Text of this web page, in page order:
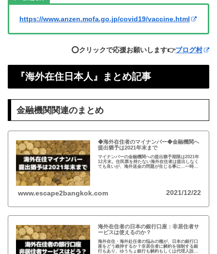
https://www.anzen.mofa.go.jp/covid19/vaccine.html
⭕️クリックで応援お願いします👉ブログ村
『海外在住日本人』まとめ記事
金融機関関連のまとめ
◆海外在住者のマイナンバー◆金融機関へ
提出猶予は2021年末まで
マイナンバーの金融機関への提出猶予期限は2021年
12月末。住民票を持たない海外在住者は提出しなく
ても良いが、海外送金の問題が生じる事に…一時帰
www.escape2bangkok.com 2021/12/22
海外在住者の日本の銀行口座：非居住者サ
ービスは使えるのか？
海外在住・海外赴任者の悩みの種が、日本の銀行口
座をどう維持するか？非居住者に解約を強制する銀
行もあり、ゆうちょ銀行も解約もしくは代理人設定